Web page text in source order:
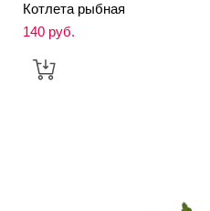
Котлета рыбная
140 pуб.